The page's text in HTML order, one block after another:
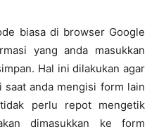
biasa di browser Google
yang anda masukkan
Hal ini dilakukan agar
saat anda mengisi form lain
perlu repot mengetik
dimasukkan ke form